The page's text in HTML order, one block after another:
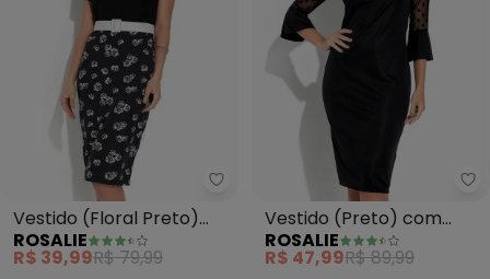
Rosalie - Vestido (Floral Preto)
Vestido (Floral Preto)
com Manga
ROSALIE
R$ 39,99R$ 79,99
Vestido (Preto) com
Manga em Tule
ROSALIE
R$ 47,99R$ 89,99